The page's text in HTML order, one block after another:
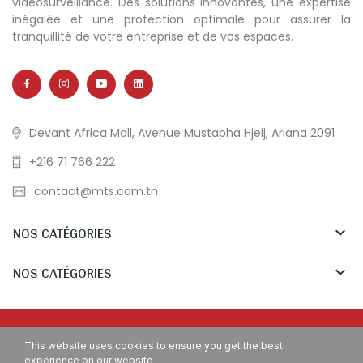
inégalée et une protection optimale pour assurer la
tranquillité de votre entreprise et de vos espaces.
Devant Africa Mall, Avenue Mustapha Hjeij, Ariana 2091
+216 71 766 222
contact@mts.com.tn
NOS CATÉGORIES 
NOS CATÉGORIES 
This website uses cookies to ensure you get the best
experience on our website